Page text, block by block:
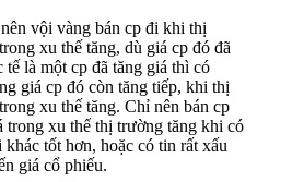
vội vàng bán cp đi khi thị
xu thế tăng, dù giá cp đó đã
tế là một cp đã tăng giá thì có
giá cp đó còn tăng tiếp, khi thị
xu thế tăng. Chỉ nên bán cp
trong xu thế thị trường tăng khi có
tốt hơn, hoặc có tin rất xấu
giá cổ phiếu.